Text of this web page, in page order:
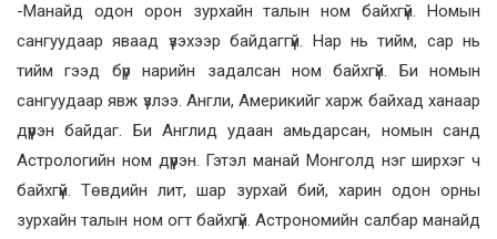
-Манайд одон орон зурхайн талын ном байхгүй. Номын
сангуудаар яваад үзэхээр байдаггүй. Нар нь тийм, сар нь
тийм гээд бүр нарийн задалсан ном байхгүй. Би номын
сангуудаар явж үзлээ. Англи, Америкийг харж байхад ханаар
дүүрэн байдаг. Би Англид удаан амьдарсан, номын санд
Астрологийн ном дүүрэн. Гэтэл манай Монголд нэг ширхэг ч
байхгүй. Төвдийн лит, шар зурхай бий, харин одон орны
зурхайн талын ном огт байхгүй. Астрономийн салбар манайд